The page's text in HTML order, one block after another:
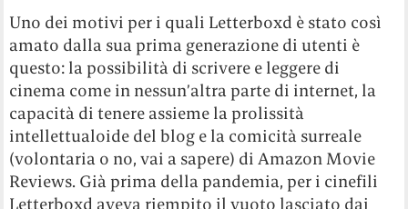
Uno dei motivi per i quali Letterboxd è stato così
amato dalla sua prima generazione di utenti è
questo: la possibilità di scrivere e leggere di
cinema come in nessun’altra parte di internet, la
capacità di tenere assieme la prolissità
intellettualoide del blog e la comicità surreale
(volontaria o no, vai a sapere) di Amazon Movie
Reviews. Già prima della pandemia, per i cinefili
Letterboxd aveva riempito il vuoto lasciato dai